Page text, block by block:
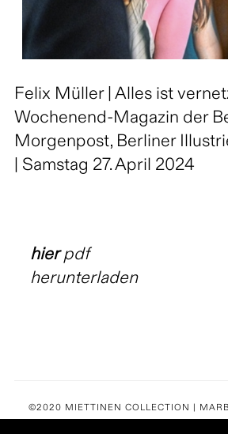
Felix Müller | Alles ist
Wochenend-Magazin der
Morgenpost, Berliner
| Samstag 27. April 2024
hier pdf
herunterladen
©2020 MIETTINEN COLLECTION |